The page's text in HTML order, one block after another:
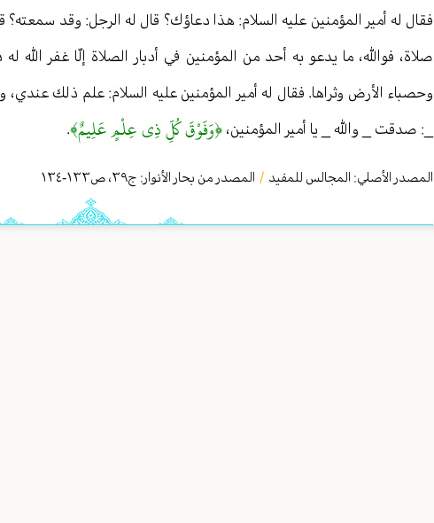
فقال له أمير المؤمنين عليه السلام: هذا دعاؤك؟ قال له الرجل: وقد سمعته؟
صلاة، فوالله، ما يدعو به أحد من المؤمنين في أدبار الصلاة إلّا غفر الله
وحصباء الأرض وثراها. فقال له أمير المؤمنين عليه السلام: علم ذلك
_: صدقت _ والله _ يا أمير المؤمنين، ﴿وَفَوْقَ كُلِّ ذِي عِلْمٍ عَلِيمٌ﴾.
المصدر الأصلي: المجالس للمفيد / المصدر من بحار الأنوار: ج٣٩، ص١٣٣-١٣٤